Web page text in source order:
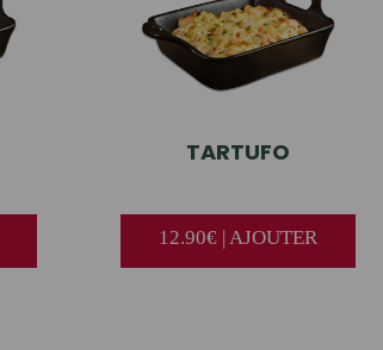
TARTUFO
12.90€ | AJOUTER